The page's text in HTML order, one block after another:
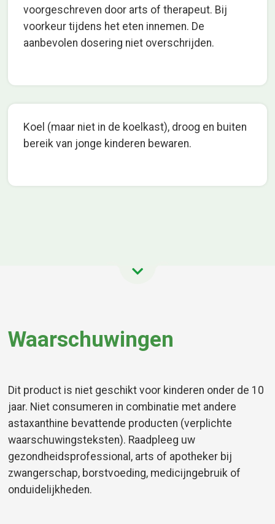
voorgeschreven door arts of therapeut. Bij
voorkeur tijdens het eten innemen. De
aanbevolen dosering niet overschrijden.
Koel (maar niet in de koelkast), droog en buiten
bereik van jonge kinderen bewaren.
Waarschuwingen
Dit product is niet geschikt voor kinderen onder de 10
jaar. Niet consumeren in combinatie met andere
astaxanthine bevattende producten (verplichte
waarschuwingsteksten). Raadpleeg uw
gezondheidsprofessional, arts of apotheker bij
zwangerschap, borstvoeding, medicijngebruik of
onduidelijkheden.